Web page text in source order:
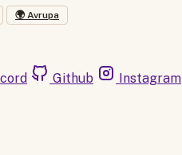
🌍 Avrupa
Github Instagram